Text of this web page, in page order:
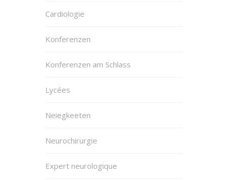
Cardiologie
Konferenzen
Konferenzen am Schlass
Lycées
Neiegkeeten
Neurochirurgie
Expert neurologique